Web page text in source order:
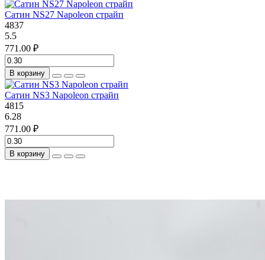
Сатин NS27 Napoleon страйп
4837
5.5
771.00 ₽
В корзину
Сатин NS3 Napoleon страйп
4815
6.28
771.00 ₽
В корзину